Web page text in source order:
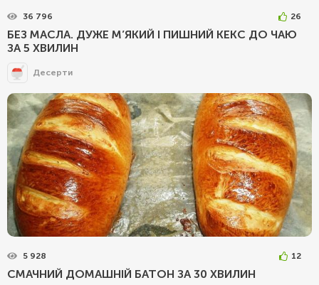
36 796 26
БЕЗ МАСЛА. ДУЖЕ М’ЯКИЙ І ПИШНИЙ КЕКС ДО ЧАЮ
ЗА 5 ХВИЛИН
Десерти
5 928 12
СМАЧНИЙ ДОМАШНІЙ БАТОН ЗА 30 ХВИЛИН